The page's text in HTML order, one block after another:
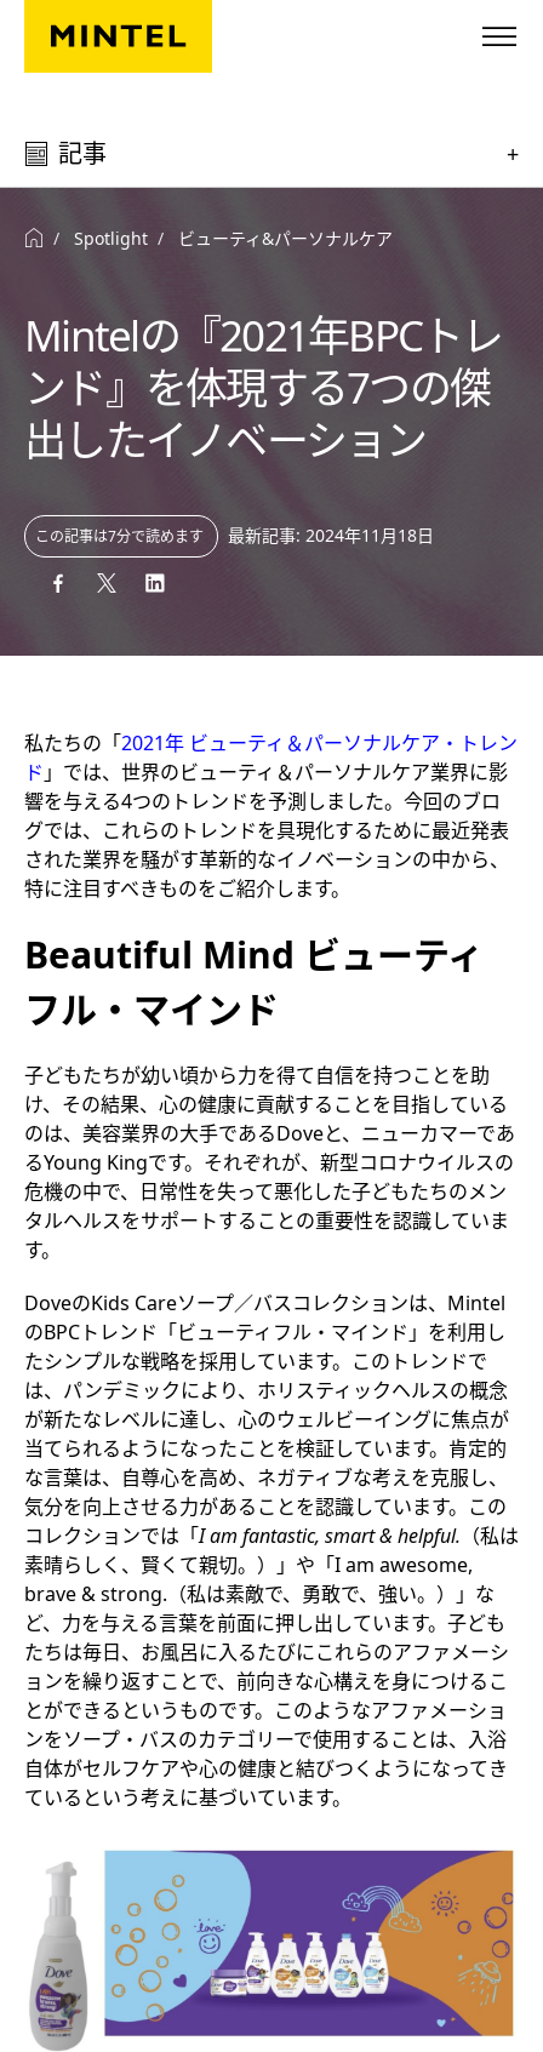
Skip to main content
記事 +
Spotlight ビューティ&パーソナルケア
Mintelの『2021年BPCトレ
ンド』を体現する7つの傑
出したイノベーション
この記事は7分で読めます 最新記事: 2024年11月18日
私たちの「2021年 ビューティ＆パーソナルケア・トレン
ド 」では、世界のビューティ＆パーソナルケア業界に影
響を与える4つのトレンドを予測しました。今回のブロ
グでは、これらのトレンドを具現化するために最近発表
された業界を騒がす革新的なイノベーションの中から、
特に注目すべきものをご紹介します。
Beautiful Mind ビューティ
フル・マインド
子どもたちが幼い頃から力を得て自信を持つことを助
け、その結果、心の健康に貢献することを目指している
のは、美容業界の大手であるDoveと、ニューカマーであ
るYoung Kingです。それぞれが、新型コロナウイルスの
危機の中で、日常性を失って悪化した子どもたちのメン
タルヘルスをサポートすることの重要性を認識していま
す。
DoveのKids Careソープ／バスコレクションは、Mintel
のBPCトレンド「ビューティフル・マインド」を利用し
たシンプルな戦略を採用しています。このトレンドで
は、パンデミックにより、ホリスティックヘルスの概念
が新たなレベルに達し、心のウェルビーイングに焦点が
当てられるようになったことを検証しています。肯定的
な言葉は、自尊心を高め、ネガティブな考えを克服し、
気分を向上させる力があることを認識しています。この
コレクションでは「I am fantastic, smart & helpful. （私は
素晴らしく、賢くて親切。）」や「I am awesome,
brave & strong.（私は素敵で、勇敢で、強い。）」な
ど、力を与える言葉を前面に押し出しています。子ども
たちは毎日、お風呂に入るたびにこれらのアファメーシ
ョンを繰り返すことで、前向きな心構えを身につけるこ
とができるというものです。このようなアファメーショ
ンをソープ・バスのカテゴリーで使用することは、入浴
自体がセルフケアや心の健康と結びつくようになってき
ているという考えに基づいています。